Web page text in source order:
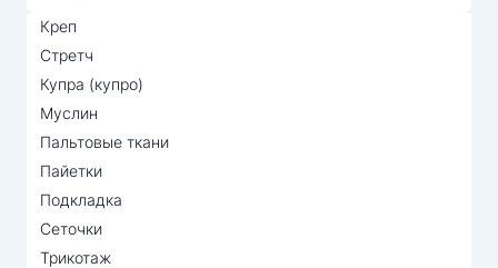
Креп
Стретч
Купра (купро)
Муслин
Пальтовые ткани
Пайетки
Подкладка
Сеточки
Трикотаж